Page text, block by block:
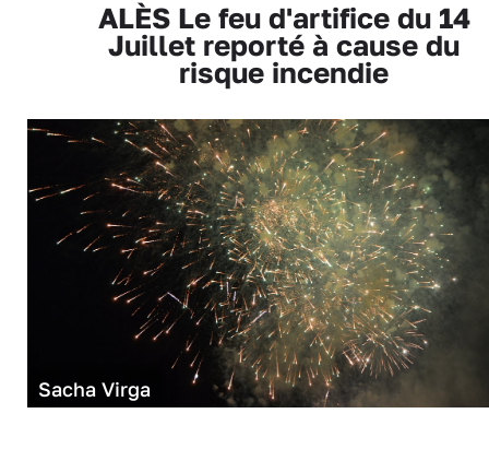
ALÈS Le feu d'artifice du 14
Juillet reporté à cause du
risque incendie
Sacha Virga